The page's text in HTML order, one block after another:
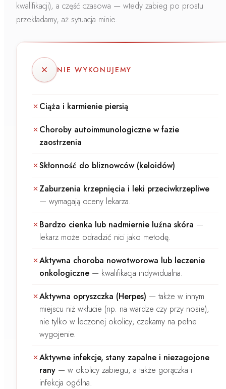
kwalifikacji), a część czasowa — wtedy zabieg po prostu
przekładamy, aż sytuacja minie.
NIE WYKONUJEMY
Ciąża i karmienie piersią
Choroby autoimmunologiczne w fazie
zaostrzenia
Skłonność do bliznowców (keloidów)
Zaburzenia krzepnięcia i leki przeciwkrzepliwe
— wymagają oceny lekarza.
Bardzo cienka lub nadmiernie luźna skóra —
lekarz może odradzić nici jako metodę.
Aktywna choroba nowotworowa lub leczenie
onkologiczne — kwalifikacja indywidualna.
Aktywna opryszczka (Herpes) — także w innym
miejscu niż wkłucie (np. na wardze czy przy nosie),
nie tylko w leczonej okolicy; czekamy na pełne
wygojenie.
Aktywne infekcje, stany zapalne i niezagojone
rany — w okolicy zabiegu, a także gorączka i
infekcja ogólna.